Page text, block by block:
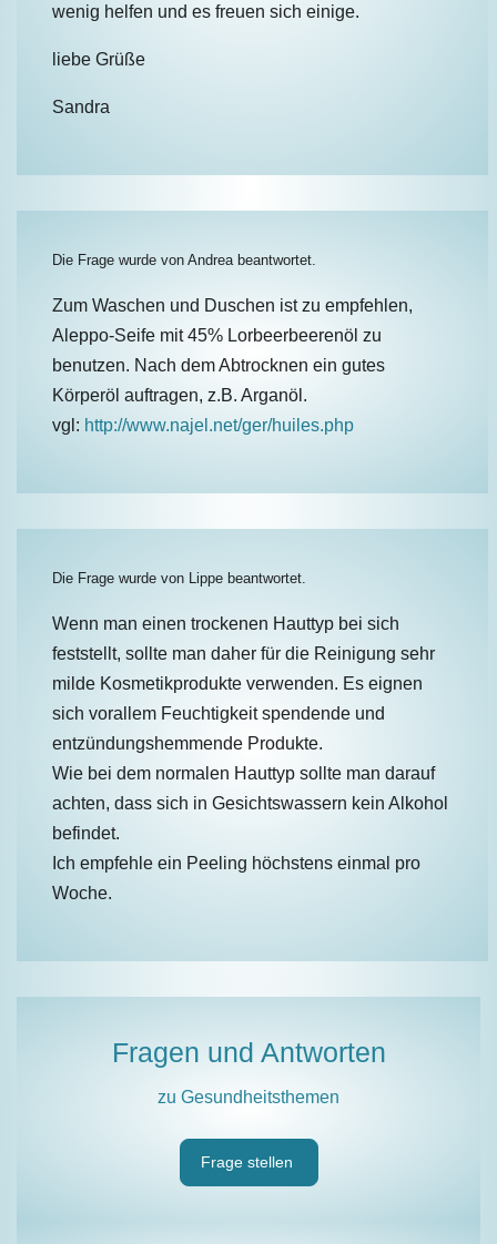
Fragen und Antworten
zu Gesundheitsthemen
Frage stellen
wenig helfen und es freuen sich einige.
liebe Grüße
Sandra
Die Frage wurde von Andrea beantwortet.
Zum Waschen und Duschen ist zu empfehlen,
Aleppo-Seife mit 45% Lorbeerbeerenöl zu
benutzen. Nach dem Abtrocknen ein gutes
Körperöl auftragen, z.B. Arganöl.
vgl: http://www.najel.net/ger/huiles.php
Die Frage wurde von Lippe beantwortet.
Wenn man einen trockenen Hauttyp bei sich
feststellt, sollte man daher für die Reinigung sehr
milde Kosmetikprodukte verwenden. Es eignen
sich vorallem Feuchtigkeit spendende und
entzündungshemmende Produkte.
Wie bei dem normalen Hauttyp sollte man darauf
achten, dass sich in Gesichtswassern kein Alkohol
befindet.
Ich empfehle ein Peeling höchstens einmal pro
Woche.